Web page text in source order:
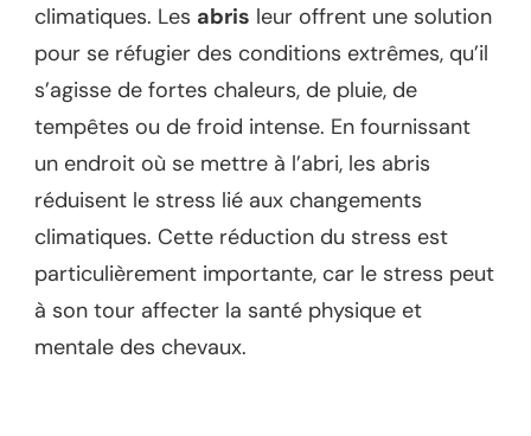
climatiques. Les abris leur offrent une solution
pour se réfugier des conditions extrêmes, qu’il
s’agisse de fortes chaleurs, de pluie, de
tempêtes ou de froid intense. En fournissant
un endroit où se mettre à l’abri, les abris
réduisent le stress lié aux changements
climatiques. Cette réduction du stress est
particulièrement importante, car le stress peut
à son tour affecter la santé physique et
mentale des chevaux.